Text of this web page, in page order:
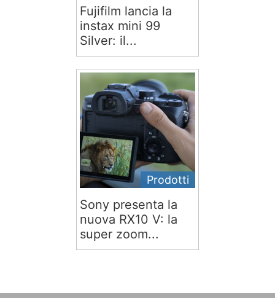
Fujifilm lancia la
instax mini 99
Silver: il...
Prodotti
Sony presenta la
nuova RX10 V: la
super zoom...